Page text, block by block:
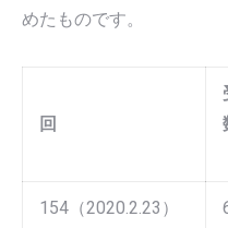
めたものです。
回
154（2020.2.23）